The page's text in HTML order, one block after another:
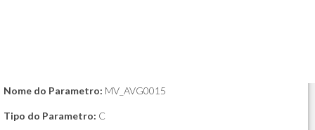
Nome do Parametro: MV_AVG0015
Tipo do Parametro: C